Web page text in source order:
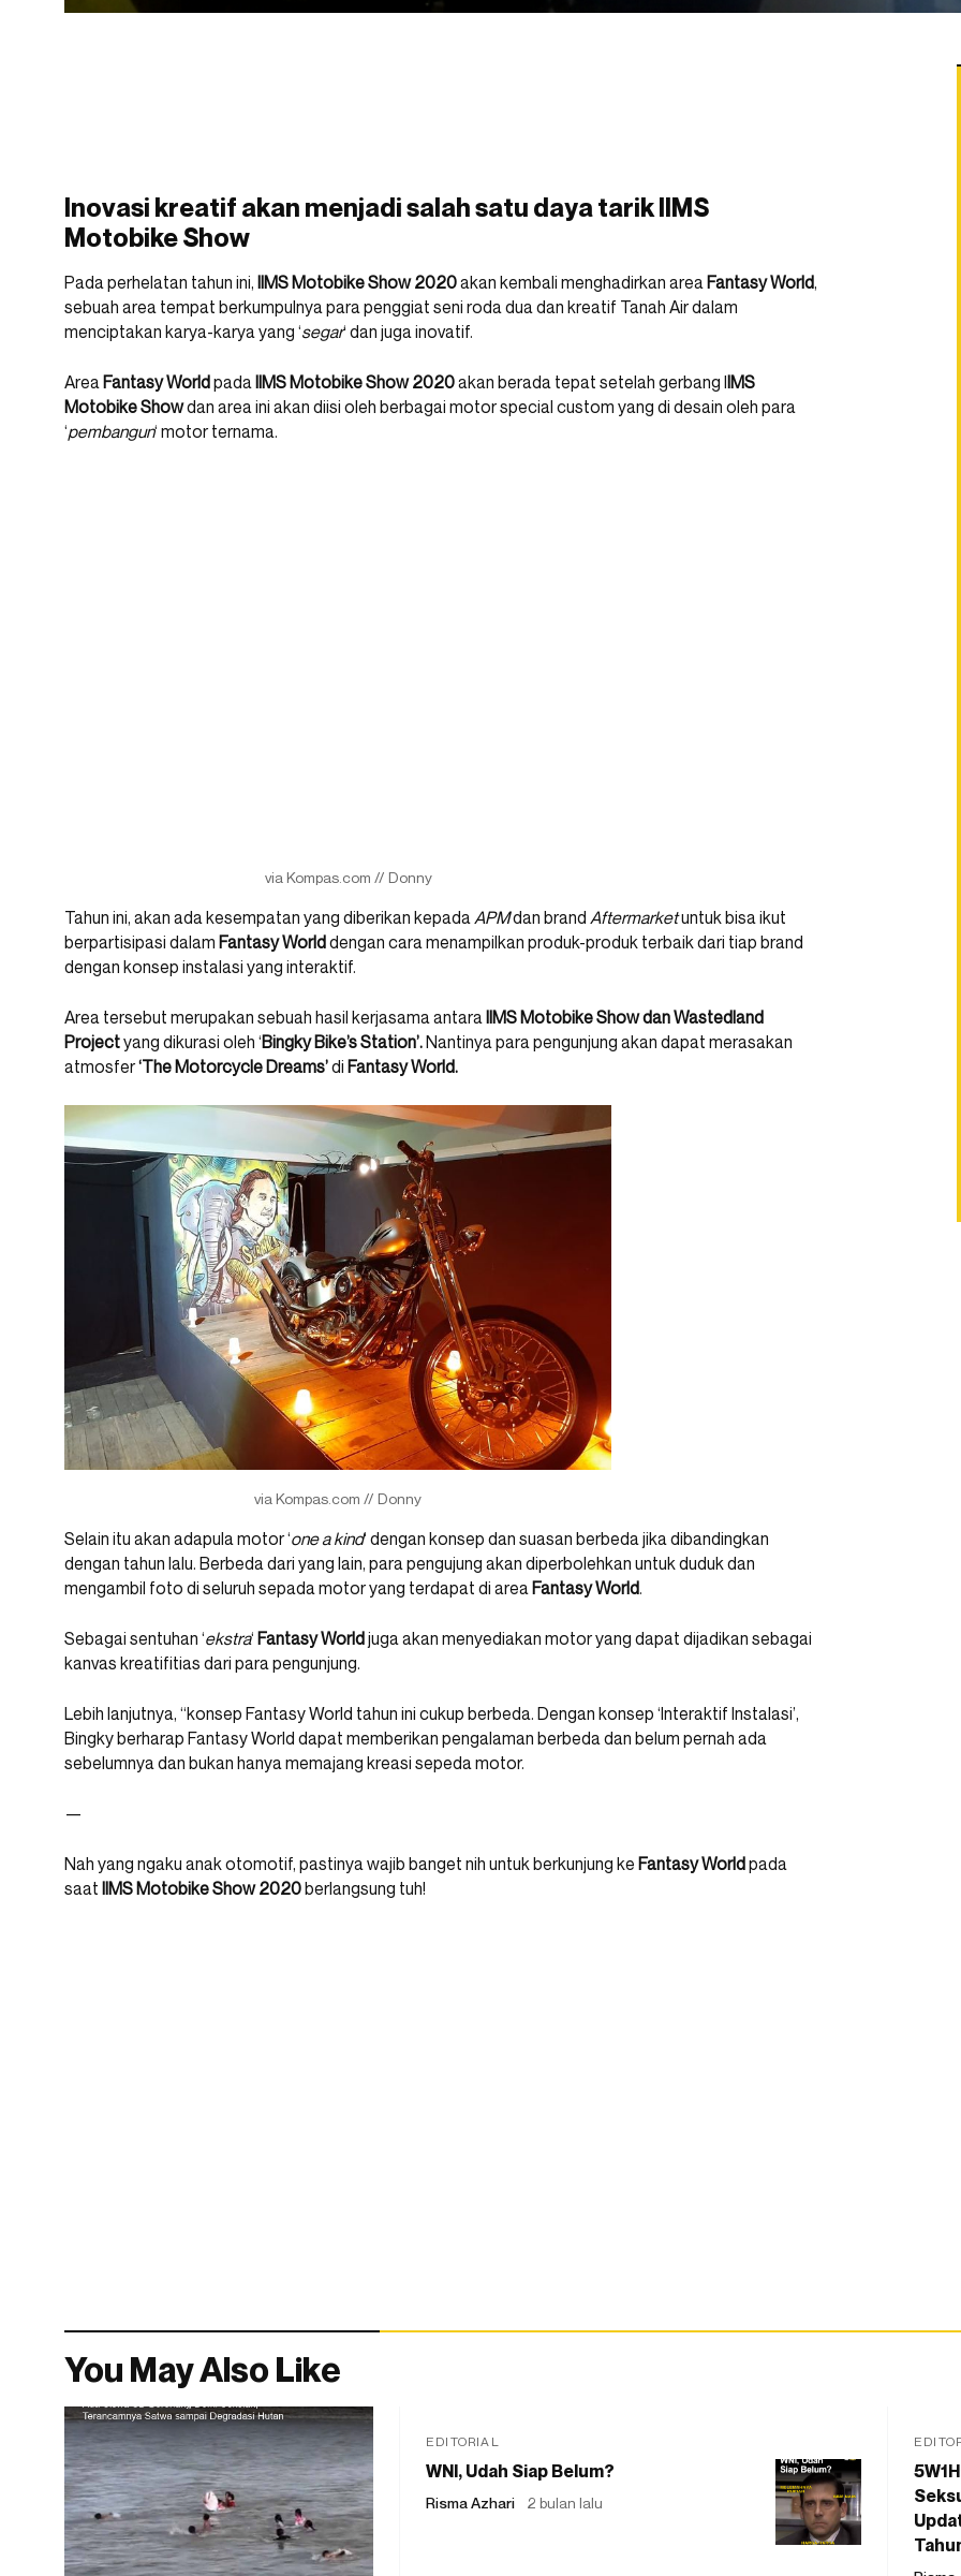
Inovasi kreatif akan menjadi salah satu daya tarik IIMS
Motobike Show
Pada perhelatan tahun ini, IIMS Motobike Show 2020akan kembali menghadirkan area Fantasy World,
sebuah area tempat berkumpulnya para penggiat seni roda dua dan kreatif Tanah Air dalam
menciptakan karya-karya yang ‘segar‘ dan juga inovatif.
Area Fantasy Worldpada IIMS Motobike Show 2020akan berada tepat setelah gerbang IIMS
Motobike Showdan area ini akan diisi oleh berbagai motor special custom yang di desain oleh para
‘pembangun‘ motor ternama.
via Kompas.com // Donny
Tahun ini, akan ada kesempatan yang diberikan kepadaAPMdan brand Aftermarketuntuk bisa ikut
berpartisipasi dalam Fantasy Worlddengan cara menampilkan produk-produk terbaik dari tiap brand
dengan konsep instalasi yang interaktif.
Area tersebut merupakan sebuah hasil kerjasama antara IIMS Motobike Show dan Wastedland
Projectyang dikurasi oleh ‘Bingky Bike’s Station’.Nantinya para pengunjung akan dapat merasakan
atmosfer‘The Motorcycle Dreams’di Fantasy World.
via Kompas.com // Donny
Selain itu akan adapula motor ‘one a kind‘ dengan konsep dan suasan berbeda jika dibandingkan
dengan tahun lalu. Berbeda dari yang lain, para pengujung akan diperbolehkan untuk duduk dan
mengambil foto di seluruh sepada motor yang terdapat di area FantasyWorld.
Sebagai sentuhan ‘ekstra‘ FantasyWorldjuga akan menyediakan motor yang dapat dijadikan sebagai
kanvas kreatifitias dari para pengunjung.
Lebih lanjutnya, “konsep Fantasy World tahun ini cukup berbeda. Dengan konsep ‘Interaktif Instalasi’,
Bingky berharap Fantasy World dapat memberikan pengalaman berbeda dan belum pernah ada
sebelumnya dan bukan hanya memajang kreasi sepeda motor.
—
Nah yang ngaku anak otomotif, pastinya wajib banget nih untuk berkunjung ke Fantasy Worldpada
saat IIMS Motobike Show 2020berlangsung tuh!
You May Also Like
EDITORIAL
WNI, Udah Siap Belum?
Risma Azhari 2 bulan lalu